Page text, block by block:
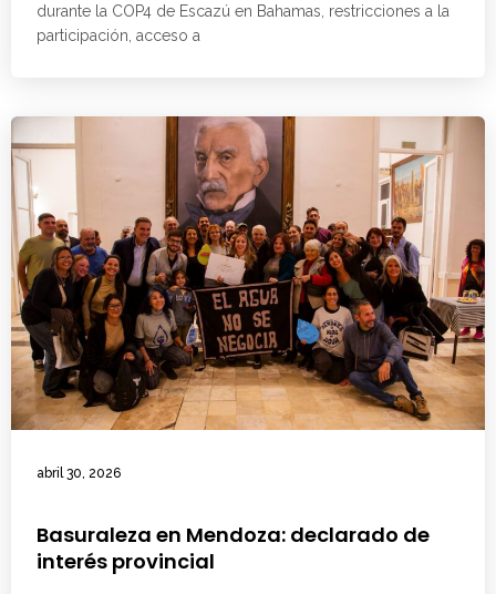
durante la COP4 de Escazú en Bahamas, restricciones a la
participación, acceso a
abril 30, 2026
Basuraleza en Mendoza: declarado de
interés provincial